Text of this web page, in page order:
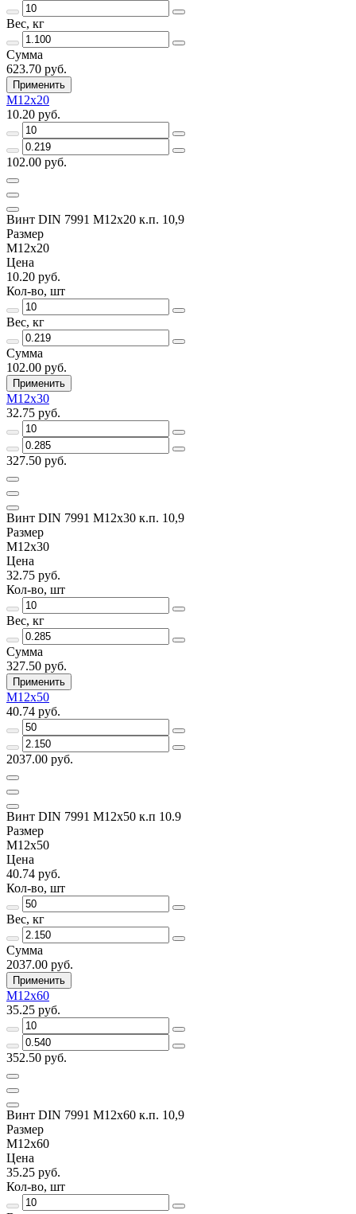
Вес, кг
Сумма
623.70 руб.
Применить
M12x20
10.20 руб.
102.00 руб.
Винт DIN 7991 M12х20 к.п. 10,9
Размер
M12x20
Цена
10.20 руб.
Кол-во, шт
Вес, кг
Сумма
102.00 руб.
Применить
M12x30
32.75 руб.
327.50 руб.
Винт DIN 7991 M12х30 к.п. 10,9
Размер
M12x30
Цена
32.75 руб.
Кол-во, шт
Вес, кг
Сумма
327.50 руб.
Применить
M12x50
40.74 руб.
2037.00 руб.
Винт DIN 7991 M12x50 к.п 10.9
Размер
M12x50
Цена
40.74 руб.
Кол-во, шт
Вес, кг
Сумма
2037.00 руб.
Применить
M12x60
35.25 руб.
352.50 руб.
Винт DIN 7991 M12х60 к.п. 10,9
Размер
M12x60
Цена
35.25 руб.
Кол-во, шт